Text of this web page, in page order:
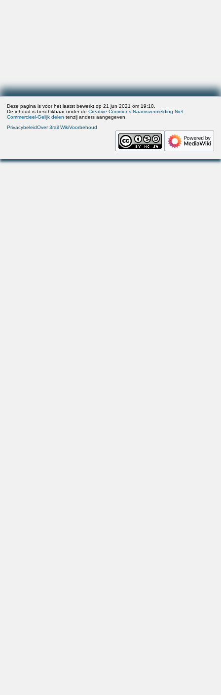
Deze pagina is voor het laatst bewerkt op 21 jun 2021 om 19:10.
De inhoud is beschikbaar onder deCreative Commons Naamsvermelding-Niet
Commercieel-Gelijk delen tenzij anders aangegeven.
PrivacybeleidOver 3rail WikiVoorbehoud